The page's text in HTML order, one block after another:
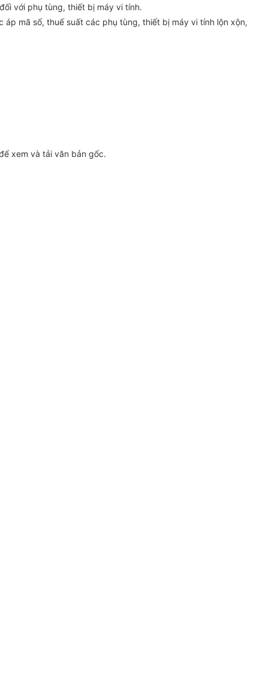
với phụ tùng, thiết bị máy vi tính.
mã số, thuế suất các phụ tùng, thiết bị máy vi tính lộn xộn,
xem và tải văn bản gốc.